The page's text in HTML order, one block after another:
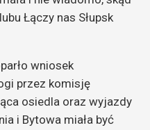
Łączy nas Słupsk
wniosek
przez komisję
osiedla oraz wyjazdy
i Bytowa miała być